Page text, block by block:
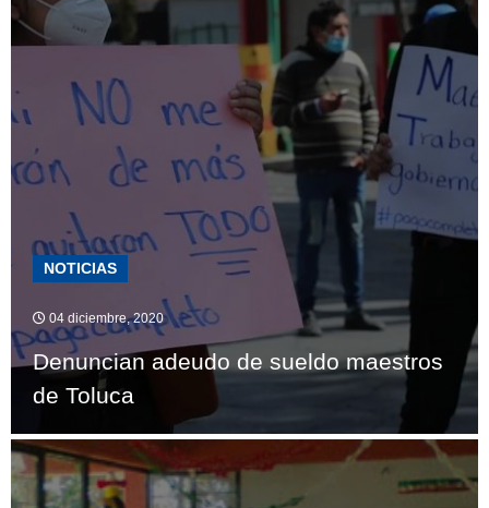
NOTICIAS
04 diciembre, 2020
Denuncian adeudo de sueldo maestros
de Toluca